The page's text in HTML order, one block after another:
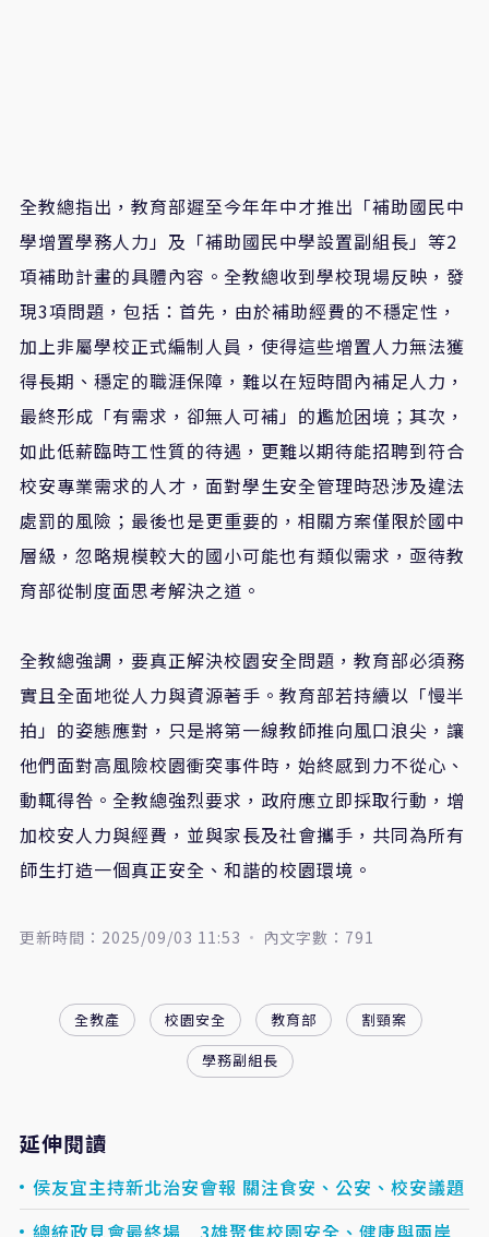
全教總指出，教育部遲至今年年中才推出「補助國民中
學增置學務人力」及「補助國民中學設置副組長」等2
項補助計畫的具體內容。全教總收到學校現場反映，發
現3項問題，包括：首先，由於補助經費的不穩定性，
加上非屬學校正式編制人員，使得這些增置人力無法獲
得長期、穩定的職涯保障，難以在短時間內補足人力，
最終形成「有需求，卻無人可補」的尷尬困境；其次，
如此低薪臨時工性質的待遇，更難以期待能招聘到符合
校安專業需求的人才，面對學生安全管理時恐涉及違法
處罰的風險；最後也是更重要的，相關方案僅限於國中
層級，忽略規模較大的國小可能也有類似需求，亟待教
育部從制度面思考解決之道。
全教總強調，要真正解決校園安全問題，教育部必須務
實且全面地從人力與資源著手。教育部若持續以「慢半
拍」的姿態應對，只是將第一線教師推向風口浪尖，讓
他們面對高風險校園衝突事件時，始終感到力不從心、
動輒得咎。全教總強烈要求，政府應立即採取行動，增
加校安人力與經費，並與家長及社會攜手，共同為所有
師生打造一個真正安全、和諧的校園環境。
更新時間：2025/09/03 11:53 內文字數：791
全教產 校園安全 教育部
割頸案
學務副組長
延伸閱讀
侯友宜主持新北治安會報 關注食安、公安、校安議題
總統政見會最終場 3雄聚焦校園安全、健康與兩岸